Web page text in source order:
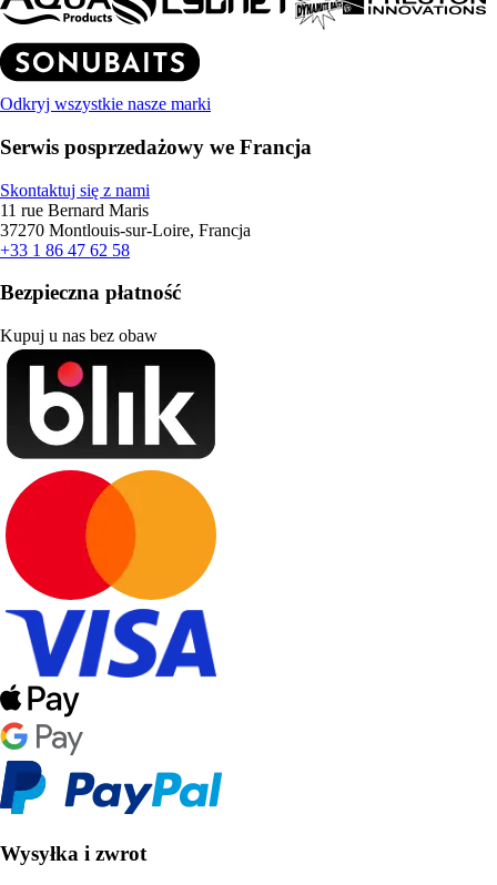
Odkryj wszystkie nasze marki
Serwis posprzedażowy we Francja
Skontaktuj się z nami
11 rue Bernard Maris
37270 Montlouis-sur-Loire, Francja
+33 1 86 47 62 58
Bezpieczna płatność
Kupuj u nas bez obaw
Wysyłka i zwrot